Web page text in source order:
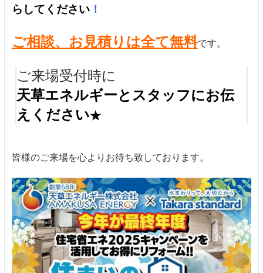
らしてください！
ご相談、お見積りは全て無料です。
ご来場受付時に
天草エネルギーとスタッフにお伝
えください★
皆様のご来場を心よりお待ち致しております。